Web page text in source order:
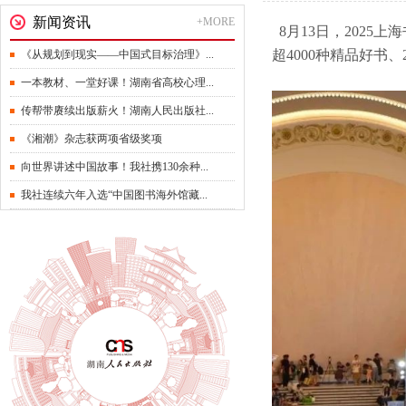
新闻资讯 +MORE
《从规划到现实——中国式目标治理》...
一本教材、一堂好课！湖南省高校心理...
传帮带赓续出版薪火！湖南人民出版社...
《湘潮》杂志获两项省级奖项
向世界讲述中国故事！我社携130余种...
我社连续六年入选“中国图书海外馆藏...
8月13日，2025上
超4000种精品好书